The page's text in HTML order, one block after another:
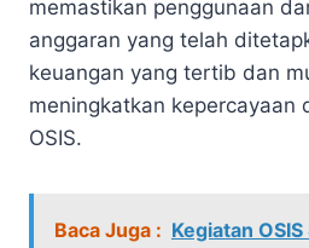
memastikan penggunaan
anggaran yang telah
keuangan yang tertib dan
meningkatkan kepercayaan
OSIS.
Baca Juga : Kegiatan